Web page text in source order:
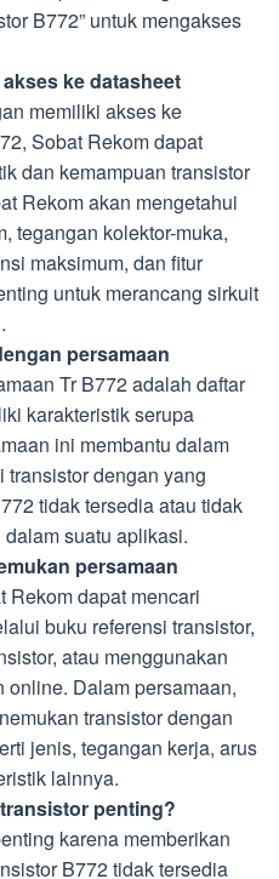
B772” untuk mengakses
ke datasheet
memiliki akses ke
Sobat Rekom dapat
dan kemampuan transistor
Rekom akan mengetahui
tegangan kolektor-muka,
maksimum, dan fitur
untuk merancang sirkuit
persamaan
Tr B772 adalah daftar
karakteristik serupa
ini membantu dalam
transistor dengan yang
tidak tersedia atau tidak
suatu aplikasi.
persamaan
Rekom dapat mencari
buku referensi transistor,
atau menggunakan
online. Dalam persamaan,
transistor dengan
jenis, tegangan kerja, arus
lainnya.
penting?
karena memberikan
B772 tidak tersedia